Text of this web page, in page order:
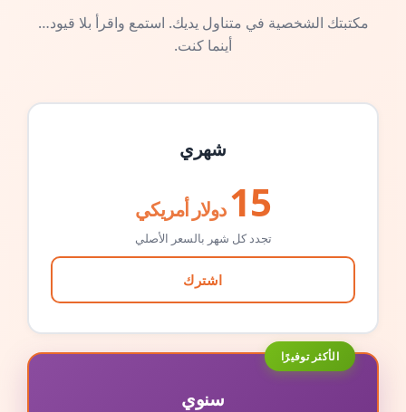
مكتبتك الشخصية في متناول يديك. استمع واقرأ بلا قيود…
أينما كنت.
شهري
15 دولار أمريكي
تجدد كل شهر بالسعر الأصلي
اشترك
الأكثر توفيرًا
سنوي